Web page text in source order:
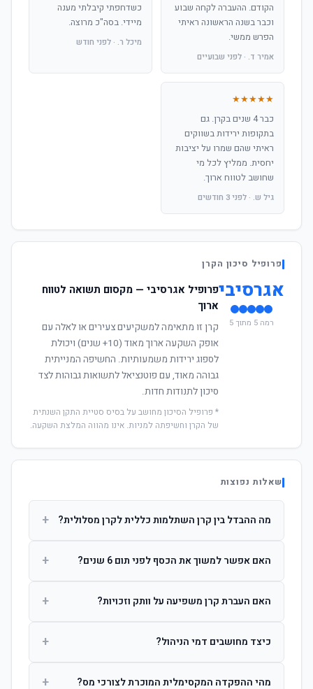
הקודם. ההעברה לקחה שבוע
וכבר בשנה הראשונה ראיתי
הפרש ממשי.
אמיר ד. · לפני שבועיים
כשדחפתי קיבלתי מענה
מיידי. בסה"כ מרוצה.
מיכל ר. · לפני חודש
★★★★★
כבר 4 שנים בקרן. גם
בתקופות ירידות בשווקים
ראיתי שהם שמרו על יציבות
יחסית. ממליץ לכל מי
שחושב לטווח ארוך.
גיל ש. · לפני 3 חודשים
פרופיל סיכון הקרן
אגרסיבי
רמה 5 מתוך 5
פרופיל אגרסיבי — מקסום תשואה לטווח
ארוך
קרן זו מתאימה למשקיעים צעירים או לאלה עם
אופק השקעה ארוך מאוד (10+ שנים) ויכולת
לספוג ירידות משמעותיות. החשיפה המנייתית
גבוהה מאוד, עם פוטנציאל לתשואות גבוהות לצד
סיכון לתנודות חדות.
* פרופיל הסיכון מחושב על בסיס סטיית התקן השנתית
של הקרן וחשיפתה למניות. אינו מהווה המלצת השקעה.
שאלות נפוצות
מה ההבדל בין קרן השתלמות כללית לקרן מסלולית? +
ההשקעות. קרן מסלולית עוקבת אחרי מדד ספציפי ומאפשרת
האם אפשר למשוך את הכסף לפני תום 6 שנים? +
הרווחים. לאחר 6 שנים ניתן למשוך פטור ממס עד לתקרה
האם העברת קרן משפיעה על וותק וזכויות? +
החברות. הוותק ממשיך להיספר מיום ההפקדה הראשונה.
כיצד מחושבים דמי הניהול? +
ומתן על שיעורם בעת הצטרפות.
מהי ההפקדה המקסימלית המוכרת לצורכי מס? +